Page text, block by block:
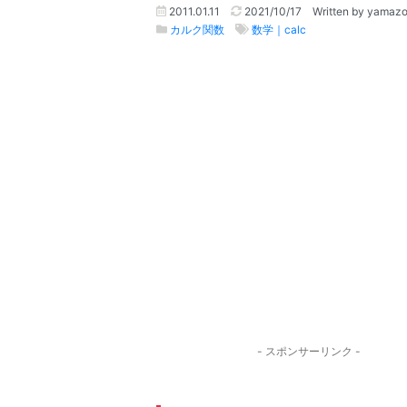
2011.01.11 2021/10/17
Written by yamazo
カルク関数
数学｜calc
- スポンサーリンク -